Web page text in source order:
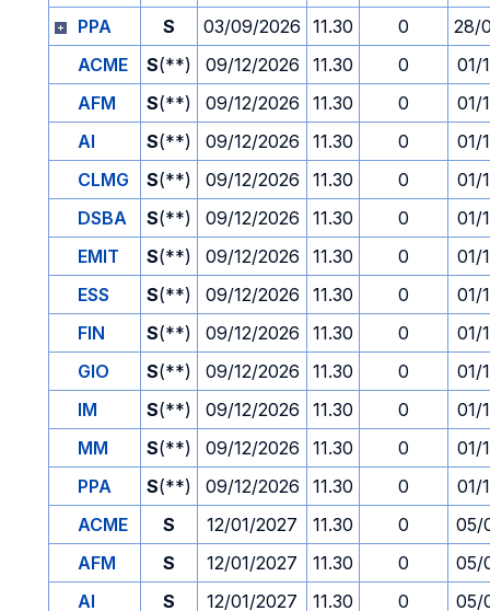
PPA
S 03/09/2026 11.30 0
28/
ACME
S(**) 09/12/2026 11.30 0
01/
AFM
S(**) 09/12/2026 11.30 0
01/
AI
S(**) 09/12/2026 11.30 0
01/
CLMG
S(**) 09/12/2026 11.30 0
01/
DSBA
S(**) 09/12/2026 11.30 0
01/
EMIT
S(**) 09/12/2026 11.30 0
01/
ESS
S(**) 09/12/2026 11.30 0
01/
FIN
S(**) 09/12/2026 11.30 0
01/
GIO
S(**) 09/12/2026 11.30 0
01/
IM
S(**) 09/12/2026 11.30 0
01/
MM
S(**) 09/12/2026 11.30 0
01/
PPA
S(**) 09/12/2026 11.30 0
01/
ACME
S 12/01/2027 11.30 0
05/
AFM
S 12/01/2027 11.30 0
05/
AI
S 12/01/2027 11.30 0
05/